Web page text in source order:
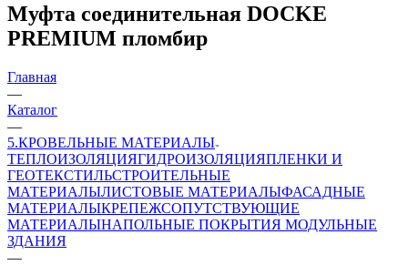
Муфта соединительная DOCKE
PREMIUM пломбир
Главная
—
Каталог
—
5.КРОВЕЛЬНЫЕ МАТЕРИАЛЫ
ТЕПЛОИЗОЛЯЦИЯГИДРОИЗОЛЯЦИЯПЛЕНКИ И
ГЕОТЕКСТИЛЬСТРОИТЕЛЬНЫЕ
МАТЕРИАЛЫЛИСТОВЫЕ МАТЕРИАЛЫФАСАДНЫЕ
МАТЕРИАЛЫКРЕПЕЖСОПУТСТВУЮЩИЕ
МАТЕРИАЛЫНАПОЛЬНЫЕ ПОКРЫТИЯ МОДУЛЬНЫЕ
ЗДАНИЯ
—